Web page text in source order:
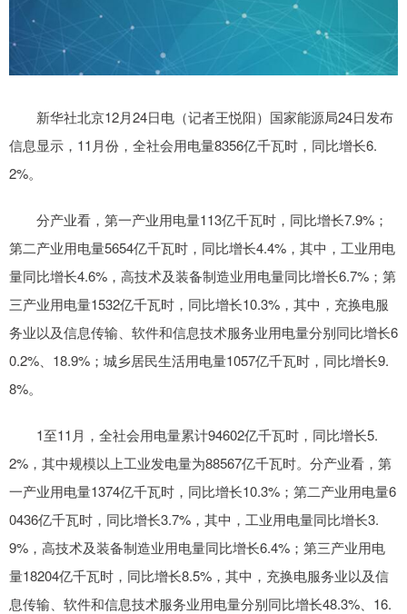
新华社北京12月24日电（记者王悦阳）国家能源局24日发布
信息显示，11月份，全社会用电量8356亿千瓦时，同比增长6.
2%。
分产业看，第一产业用电量113亿千瓦时，同比增长7.9%；
第二产业用电量5654亿千瓦时，同比增长4.4%，其中，工业用电
量同比增长4.6%，高技术及装备制造业用电量同比增长6.7%；第
三产业用电量1532亿千瓦时，同比增长10.3%，其中，充换电服
务业以及信息传输、软件和信息技术服务业用电量分别同比增长6
0.2%、18.9%；城乡居民生活用电量1057亿千瓦时，同比增长9.
8%。
1至11月，全社会用电量累计94602亿千瓦时，同比增长5.
2%，其中规模以上工业发电量为88567亿千瓦时。分产业看，第
一产业用电量1374亿千瓦时，同比增长10.3%；第二产业用电量6
0436亿千瓦时，同比增长3.7%，其中，工业用电量同比增长3.
9%，高技术及装备制造业用电量同比增长6.4%；第三产业用电
量18204亿千瓦时，同比增长8.5%，其中，充换电服务业以及信
息传输、软件和信息技术服务业用电量分别同比增长48.3%、16.